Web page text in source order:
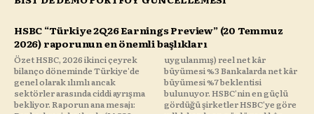
HSBC “Türkiye 2Q26 Earnings Preview” (20 Temmuz
2026) raporunun en önemli başlıkları
Özet HSBC, 2026 ikinci çeyrek
bilanço döneminde Türkiye'de
genel olarak ılımlı ancak
sektörler arasında ciddi ayrışma
bekliyor. Raporun ana mesajı:
uygulanmış) reel net kâr
büyümesi %3 Bankalarda net kâr
büyümesi %7 beklentisi
bulunuyor. HSBC'nin en güçlü
gördüğü şirketler HSBC'ye göre